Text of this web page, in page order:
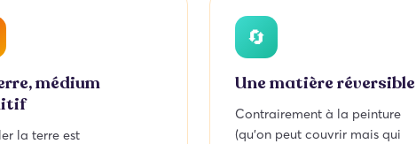
médium
la terre est
🔄
Une matière réversible
Contrairement à la peinture
(qu’on peut couvrir mais qui